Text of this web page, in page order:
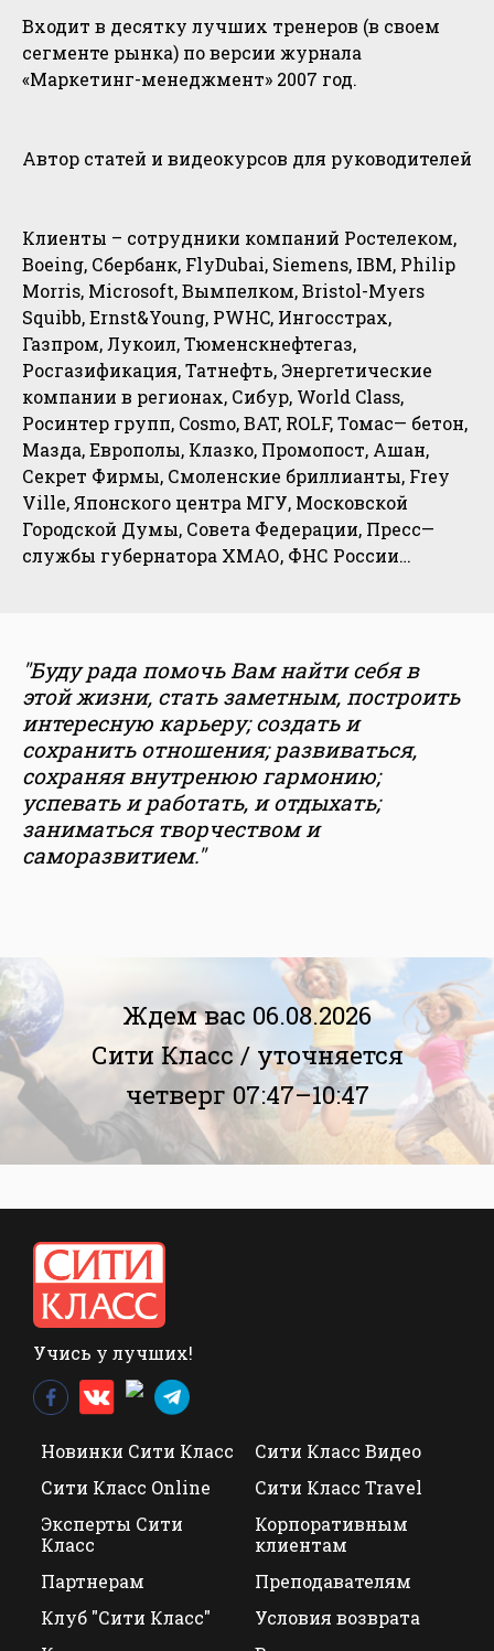
Входит в десятку лучших тренеров (в своем
сегменте рынка) по версии журнала
«Маркетинг-менеджмент» 2007 год.
Автор статей и видеокурсов для руководителей
Клиенты – сотрудники компаний Ростелеком,
Boeing, Сбербанк, FlyDubai, Siemens, IBM, Philip
Morris, Microsoft, Вымпелком, Bristol-Myers
Squibb, Ernst&Young, PWHC, Ингосстрах,
Газпром, Лукоил, Тюменскнефтегаз,
Росгазификация, Татнефть, Энергетические
компании в регионах, Сибур, World Class,
Росинтер групп, Cosmo, BAT, ROLF, Томас— бетон,
Мазда, Европолы, Клазко, Промопост, Ашан,
Секрет Фирмы, Смоленские бриллианты, Frey
Ville, Японского центра МГУ, Московской
Городской Думы, Совета Федерации, Пресс—
службы губернатора ХМАО, ФНС России…
"Буду рада помочь Вам найти себя в
этой жизни, стать заметным, построить
интересную карьеру; создать и
сохранить отношения; развиваться,
сохраняя внутренюю гармонию;
успевать и работать, и отдыхать;
заниматься творчеством и
саморазвитием."
Ждем вас 06.08.2026
Сити Класс / уточняется
четверг 07:47–10:47
Учись у лучших!
Новинки Сити Класс
Сити Класс Видео
Сити Класс Online
Сити Класс Travel
Эксперты Сити
Класс
Корпоративным
клиентам
Партнерам
Преподавателям
Клуб "Сити Класс"
Условия возврата